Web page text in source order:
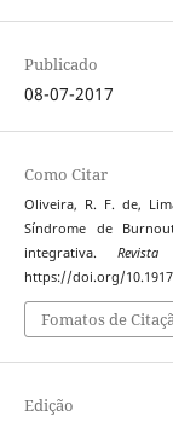
Publicado
08-07-2017
Como Citar
Oliveira, R. F. de,
Síndrome de
integrativa.
https://doi.org/
Fomatos de
Edição